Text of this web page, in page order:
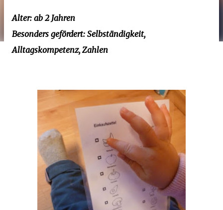
Alter: ab 2 Jahren
Besonders gefördert: Selbständigkeit,
Alltagskompetenz, Zahlen